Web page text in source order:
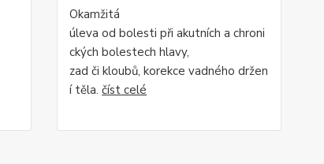
Okamžitá
úleva od bolesti při akutních a chroni
ckých bolestech hlavy,
zad či kloubů, korekce vadného držen
í těla.číst celé